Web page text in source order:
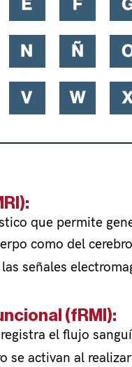
que permite
como del
señales
(fRMI):
el flujo
se activan al